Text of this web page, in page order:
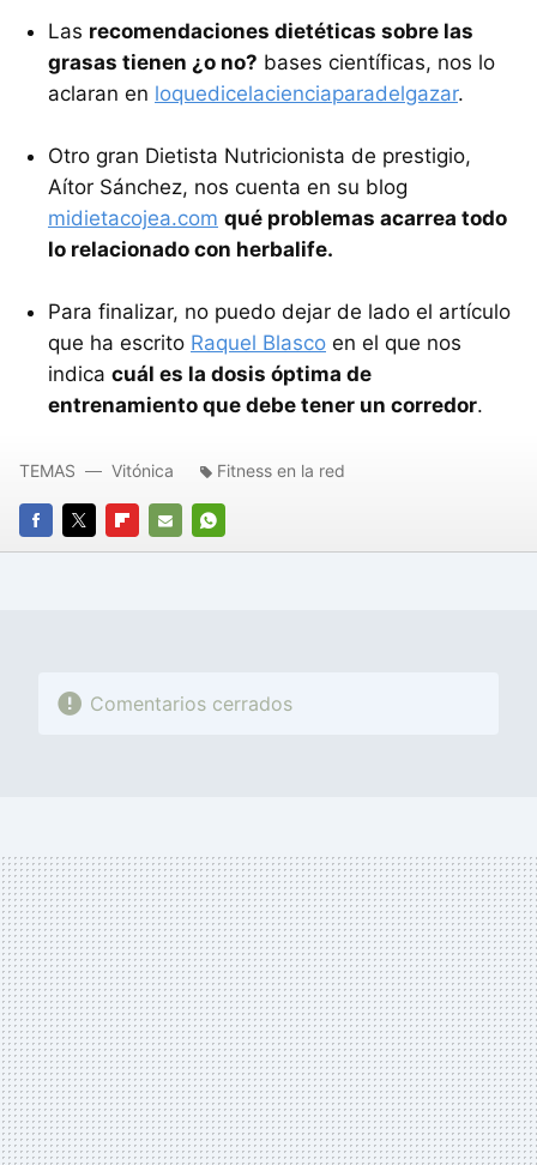
Las recomendaciones dietéticas sobre las
grasas tienen ¿o no? bases científicas, nos lo
aclaran en loquedicelacienciaparadelgazar.
Otro gran Dietista Nutricionista de prestigio,
Aítor Sánchez, nos cuenta en su blog
midietacojea.com qué problemas acarrea todo
lo relacionado con herbalife.
Para finalizar, no puedo dejar de lado el artículo
que ha escrito Raquel Blasco en el que nos
indica cuál es la dosis óptima de
entrenamiento que debe tener un corredor.
FACEBOOK
TWITTERFLIPBOARD
E-
WHATSAPP
TEMAS Vitónica Fitness en la red
Comentarios cerrados